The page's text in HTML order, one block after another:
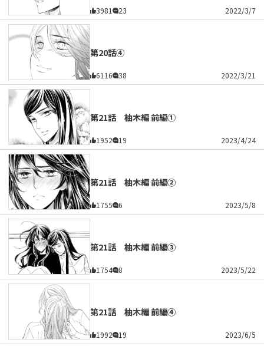
3981 23 2022/3/7
第20話④
6116 38 2022/3/21
第21話 柚木編 前編①
1952 19 2023/4/24
第21話 柚木編 前編②
1755 6 2023/5/8
第21話 柚木編 前編③
1754 8 2023/5/22
第21話 柚木編 前編④
1992 19 2023/6/5